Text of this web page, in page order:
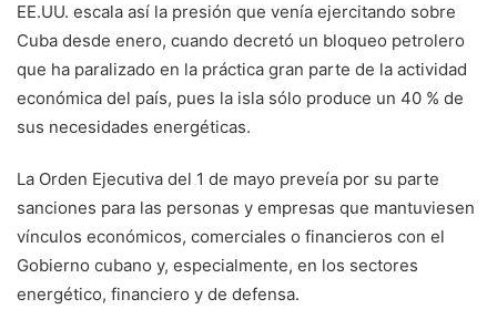
EE.UU. escala así la presión que venía ejercitando sobre
Cuba desde enero, cuando decretó un bloqueo petrolero
que ha paralizado en la práctica gran parte de la actividad
económica del país, pues la isla sólo produce un 40 % de
sus necesidades energéticas.
La Orden Ejecutiva del 1 de mayo preveía por su parte
sanciones para las personas y empresas que mantuviesen
vínculos económicos, comerciales o financieros con el
Gobierno cubano y, especialmente, en los sectores
energético, financiero y de defensa.